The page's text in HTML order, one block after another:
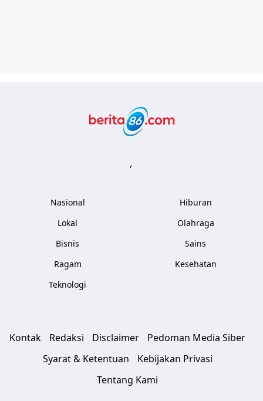
,
Nasional
Lokal
Bisnis
Ragam
Teknologi
Hiburan
Olahraga
Sains
Kesehatan
Kontak Redaksi Disclaimer
Pedoman Media Siber
Syarat & Ketentuan
Kebijakan Privasi
Tentang Kami